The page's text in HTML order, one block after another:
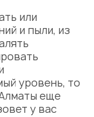
или
и пыли, из
уровень, то
еще
у вас